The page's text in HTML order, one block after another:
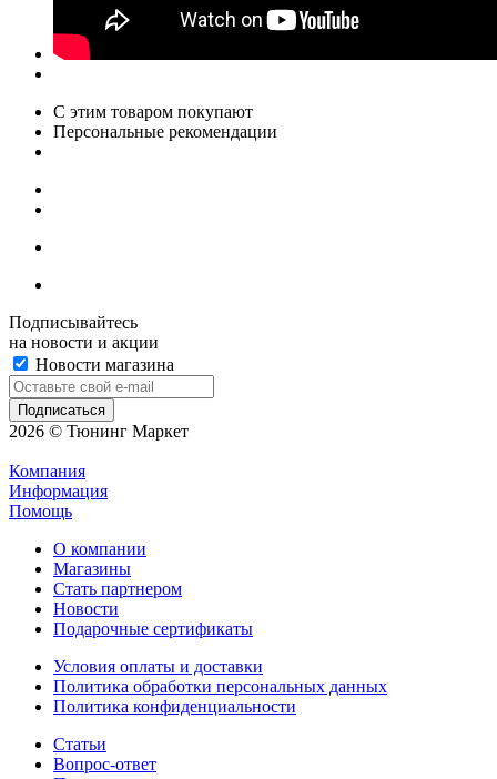
С этим товаром покупают
Персональные рекомендации
Подписывайтесь
на новости и акции
Новости магазина
2026 © Тюнинг Маркет
Компания
Информация
Помощь
О компании
Магазины
Стать партнером
Новости
Подарочные сертификаты
Условия оплаты и доставки
Политика обработки персональных данных
Политика конфиденциальности
Статьи
Вопрос-ответ